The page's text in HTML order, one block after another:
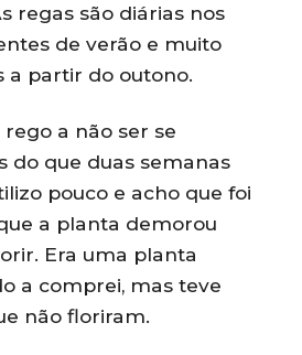
regas são diárias nos
de verão e muito
a partir do outono.
a não ser se
do que duas semanas
pouco e acho que foi
a planta demorou
Era uma planta
a comprei, mas teve
não floriram.